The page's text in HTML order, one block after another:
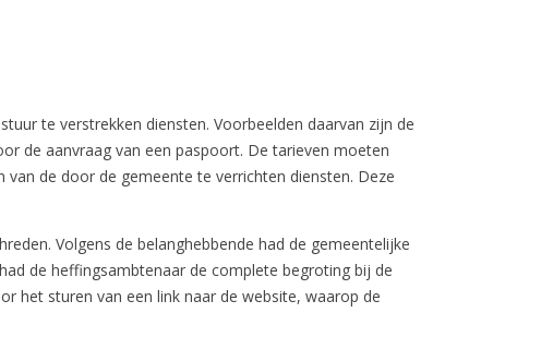
te verstrekken diensten. Voorbeelden daarvan zijn de
de aanvraag van een paspoort. De tarieven moeten
de door de gemeente te verrichten diensten. Deze
Volgens de belanghebbende had de gemeentelijke
de heffingsambtenaar de complete begroting bij de
het sturen van een link naar de website, waarop de